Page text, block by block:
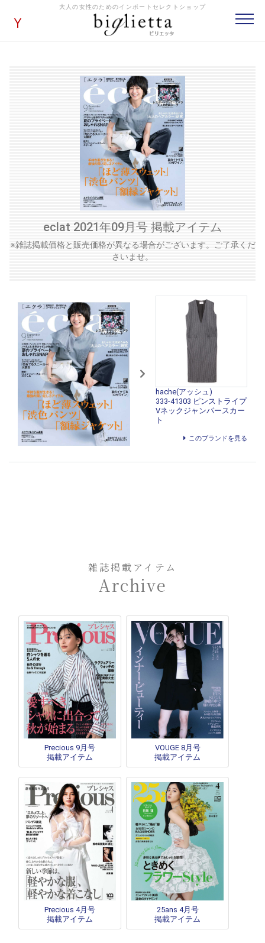
大人の女性のためのインポートセレクトショップ
eclat 2021年09月号 掲載アイテム
※雑誌掲載価格と販売価格が異なる場合がございます。ご了承くだ
さいませ。
hache(アッシュ)
333-41303 ピンストライプ
Vネックジャンパースカー
ト
このブランドを見る
雑誌掲載アイテム
Archive
Precious 9月号
掲載アイテム
VOUGE 8月号
掲載アイテム
Precious 4月号
掲載アイテム
25ans 4月号
掲載アイテム